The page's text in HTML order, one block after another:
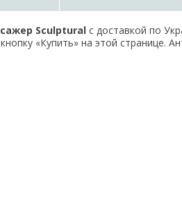
Sculptural с доставкой по
«Купить» на этой странице.